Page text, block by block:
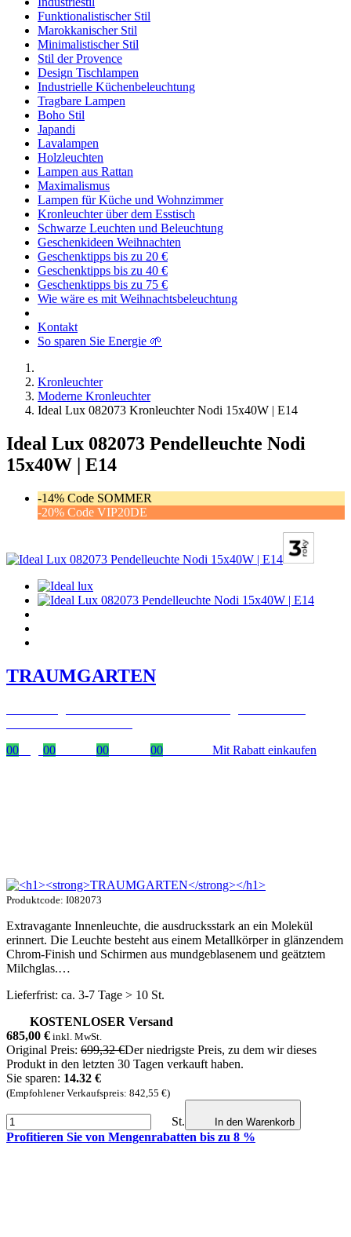
Funktionalistischer Stil
Marokkanischer Stil
Minimalistischer Stil
Stil der Provence
Design Tischlampen
Industrielle Küchenbeleuchtung
Tragbare Lampen
Boho Stil
Japandi
Lavalampen
Holzleuchten
Lampen aus Rattan
Maximalismus
Lampen für Küche und Wohnzimmer
Kronleuchter über dem Esstisch
Schwarze Leuchten und Beleuchtung
Geschenkideen Weihnachten
Geschenktipps bis zu 20 €
Geschenktipps bis zu 40 €
Geschenktipps bis zu 75 €
Wie wäre es mit Weihnachtsbeleuchtung
Kontakt
So sparen Sie Energie 🌱
Kronleuchter
Moderne Kronleuchter
Ideal Lux 082073 Kronleuchter Nodi 15x40W | E14
Ideal Lux 082073 Pendelleuchte Nodi
15x40W | E14
-14% Code SOMMER
-20% Code VIP20DE
TRAUMGARTEN
00
00 00 00 Mit Rabatt einkaufen
Produktcode: I082073
Extravagante Innenleuchte, die ausdrucksstark an ein Molekül
erinnert. Die Leuchte besteht aus einem Metallkörper in glänzendem
Chrom-Finish und Schirmen aus mundgeblasenem und geätztem
Milchglas.…
Lieferfrist: ca. 3-7 Tage > 10 St.
KOSTENLOSER Versand
685,00 € inkl. MwSt.
Original Preis: 699,32 €Der niedrigste Preis, zu dem wir dieses
Produkt in den letzten 30 Tagen verkauft haben.
Sie sparen: 14.32 €
(Empfohlener Verkaufspreis: 842,55 €)
St. In den Warenkorb
Profitieren Sie von Mengenrabatten bis zu 8 %